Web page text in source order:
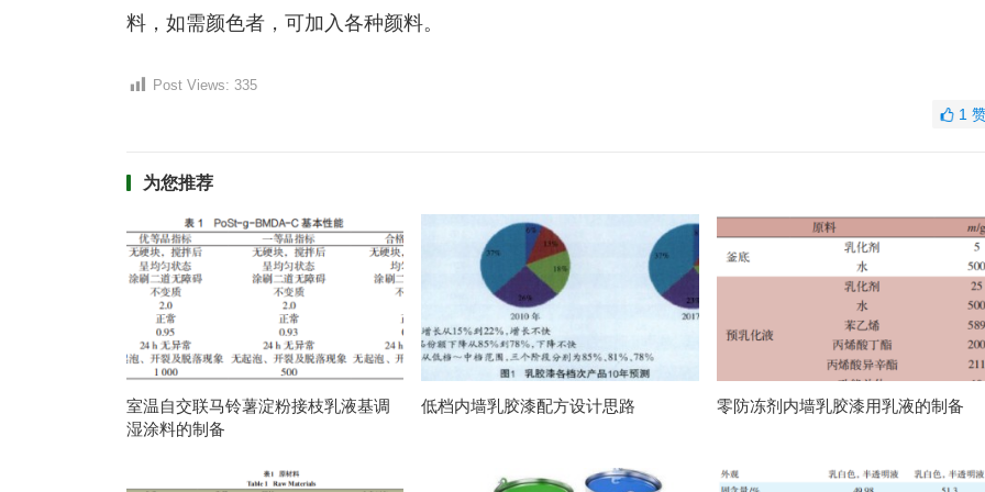
料，如需颜色者，可加入各种颜料。
Post Views: 335
1
为您推荐
室温自交联马铃薯淀粉接枝乳液基调
湿涂料的制备
低档内墙乳胶漆配方设计思路 零防冻剂内墙乳胶漆用乳液的制备